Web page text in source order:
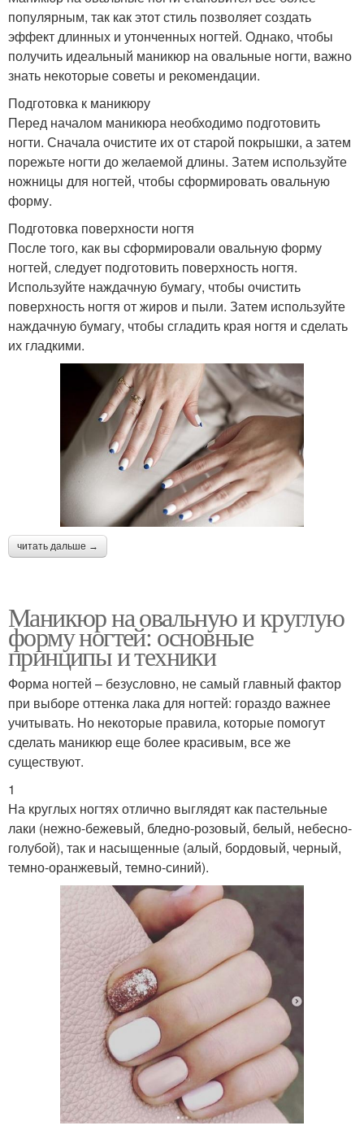
Иголка по мокрому лаку
Профессиональный
маникюр
Лак на длинных ногтях
лаком
Стильный маникюр
Удивительный маникюр Маникюр по фен
Символы для маникюра Гель-лак для маникюра
Цвета в маникюре Зона для маникюра
Ногти к маникюру
Маникюр в восточном
стиле
популярным, так как этот стиль позволяет создать
эффект длинных и утонченных ногтей. Однако, чтобы
получить идеальный маникюр на овальные ногти, важно
знать некоторые советы и рекомендации.
Подготовка к маникюру
Перед началом маникюра необходимо подготовить
ногти. Сначала очистите их от старой покрышки, а затем
порежьте ногти до желаемой длины. Затем используйте
ножницы для ногтей, чтобы сформировать овальную
форму.
Подготовка поверхности ногтя
После того, как вы сформировали овальную форму
ногтей, следует подготовить поверхность ногтя.
Используйте наждачную бумагу, чтобы очистить
поверхность ногтя от жиров и пыли. Затем используйте
наждачную бумагу, чтобы сгладить края ногтя и сделать
их гладкими.
читать дальше →
Маникюр на овальную и круглую
форму ногтей: основные
принципы и техники
Форма ногтей – безусловно, не самый главный фактор
при выборе оттенка лака для ногтей: гораздо важнее
учитывать. Но некоторые правила, которые помогут
сделать маникюр еще более красивым, все же
существуют.
1
На круглых ногтях отлично выглядят как пастельные
лаки (нежно-бежевый, бледно-розовый, белый, небесно-
голубой), так и насыщенные (алый, бордовый, черный,
темно-оранжевый, темно-синий).